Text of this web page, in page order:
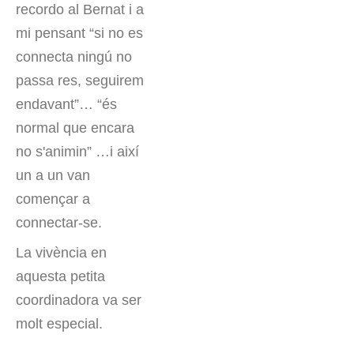
recordo al Bernat i a
mi pensant “si no es
connecta ningú no
passa res, seguirem
endavant”… “és
normal que encara
no s'animin” …i així
un a un van
començar a
connectar-se.
La vivència en
aquesta petita
coordinadora va ser
molt especial.